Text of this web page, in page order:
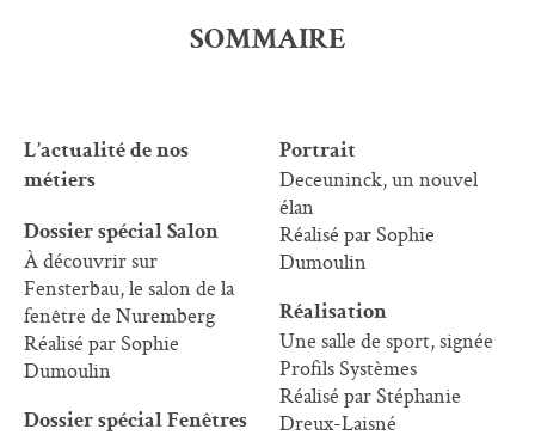
SOMMAIRE
L’actualité de nos
métiers
Dossier spécial Salon
À découvrir sur
Fensterbau, le salon de la
fenêtre de Nuremberg
Réalisé par Sophie
Dumoulin
Dossier spécial Fenêtres
Portrait
Deceuninck, un nouvel
élan
Réalisé par Sophie
Dumoulin
Réalisation
Une salle de sport, signée
Profils Systèmes
Réalisé par Stéphanie
Dreux-Laisné